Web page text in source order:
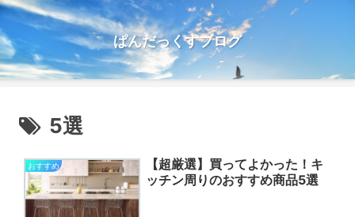
ぱんだっくすブログ
5選
おすすめ
【超厳選】買ってよかった！キ
ッチン周りのおすすめ商品5選